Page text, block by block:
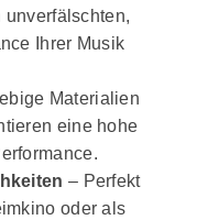
Ihrer Musik
Materialien
eine hohe
– Perfekt
oder als